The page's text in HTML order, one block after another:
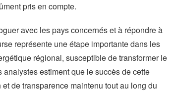
pris en compte.
avec les pays concernés et à répondre à
représente une étape importante dans les
régional, susceptible de transformer le
analystes estiment que le succès de cette
de transparence maintenu tout au long du